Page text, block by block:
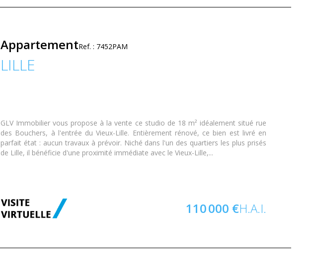
AppartementRef. : 7452PAM
LILLE
GLV Immobilier vous propose à la vente ce studio de 18 m² idéalement situé rue
des Bouchers, à l'entrée du Vieux-Lille. Entièrement rénové, ce bien est livré en
parfait état : aucun travaux à prévoir. Niché dans l'un des quartiers les plus prisés
de Lille, il bénéficie d'une proximité immédiate avec le Vieux-Lille,...
110 000 €H.A.I.